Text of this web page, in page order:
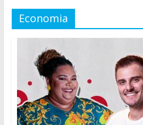
Economia